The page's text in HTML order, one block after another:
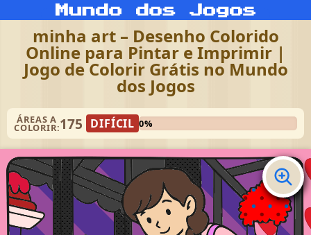
minha art – Desenho Colorido
Online para Pintar e Imprimir |
Jogo de Colorir Grátis no Mundo
dos Jogos
ÁREAS A
COLORIR:175 DIFÍCIL 0%